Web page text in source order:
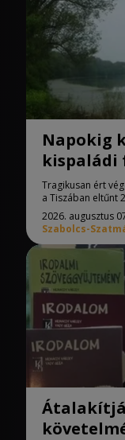
Napokig
Tragikusan ért
a Tiszában eltűnt
2026. augusztus
Szabolcs-